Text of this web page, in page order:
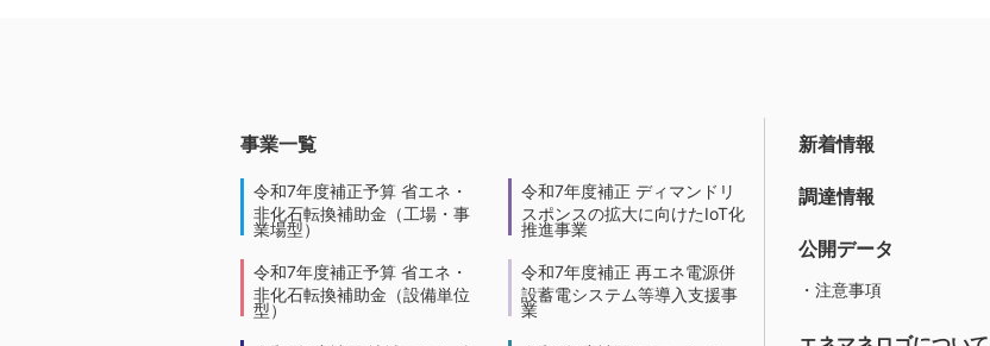
事業一覧
令和7年度補正予算 省エネ・
非化石転換補助金（工場・事
業場型）
令和7年度補正予算 省エネ・
非化石転換補助金（設備単位
型）
令和7年度補正 ディマンドリ
スポンスの拡大に向けたIoT化
推進事業
令和7年度補正 再エネ電源併
設蓄電システム等導入支援事
業
新着情報
調達情報
公開データ
・注意事項